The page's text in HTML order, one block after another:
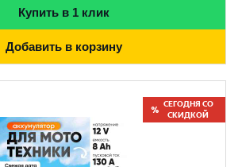
Купить в 1 клик
Добавить в корзину
СЕГОДНЯ СО
СКИДКОЙ